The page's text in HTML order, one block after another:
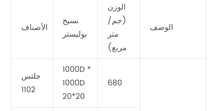
الأصناف
نسيج
بوليستر
الوزن
(جم/
متر
مربع)
الوصف
جلتس
1102
1000D *
1000D
20*20
680